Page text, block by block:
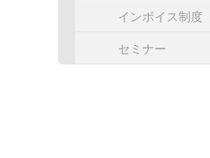
インボイス制度
セミナー